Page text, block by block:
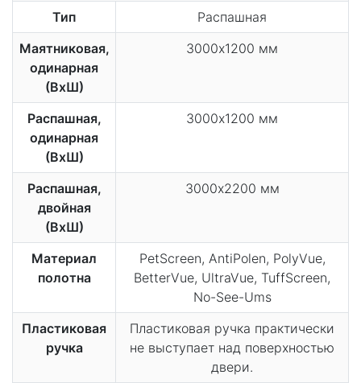
Тип
Распашная
Маятниковая,
одинарная
(ВхШ)
3000х1200 мм
Распашная,
одинарная
(ВхШ)
3000х1200 мм
Распашная,
двойная
(ВхШ)
3000х2200 мм
Материал
полотна
PetScreen, AntiPolen, PolyVue,
BetterVue, UltraVue, TuffScreen,
No-See-Ums
Пластиковая
ручка
Пластиковая ручка практически
не выступает над поверхностью
двери.